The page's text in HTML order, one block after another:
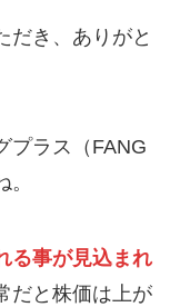
だき、ありがと
プラス（FANG
る事が見込まれ
だと株価は上が